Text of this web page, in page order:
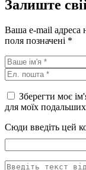
Залиште
Ваша e-mail адреса
поля позначені *
Зберегти моє
для моїх
Сюди введіть цей